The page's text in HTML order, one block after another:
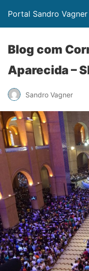
Portal Sandro Vagner
Blog com
Aparecida –
Sandro Vagner